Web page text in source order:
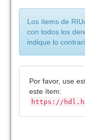
Los ítems de
con todos los
indique lo
Por favor, use
este ítem:
https://